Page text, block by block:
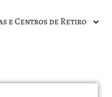
e Centros de Retiro